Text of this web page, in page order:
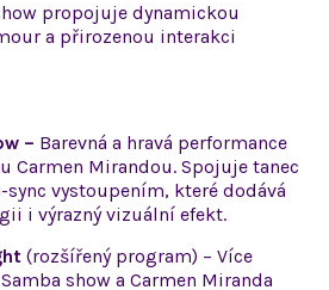
propojuje dynamickou
a přirozenou interakci
– Barevná a hravá performance
Carmen Mirandou. Spojuje tanec
sync vystoupením, které dodává
i výraznývizuální efekt.
(rozšířený program) – Více
show a Carmen Miranda